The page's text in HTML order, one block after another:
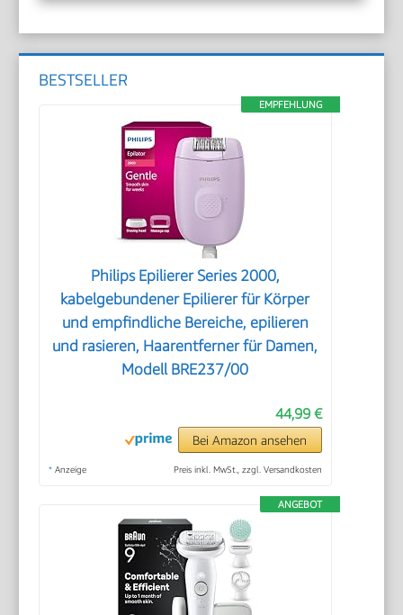
BESTSELLER
EMPFEHLUNG
Philips Epilierer Series 2000,
kabelgebundener Epilierer für Körper
und empfindliche Bereiche, epilieren
und rasieren, Haarentferner für Damen,
Modell BRE237/00
44,99 €
Bei Amazon ansehen
* Anzeige Preis inkl. MwSt., zzgl. Versandkosten
ANGEBOT